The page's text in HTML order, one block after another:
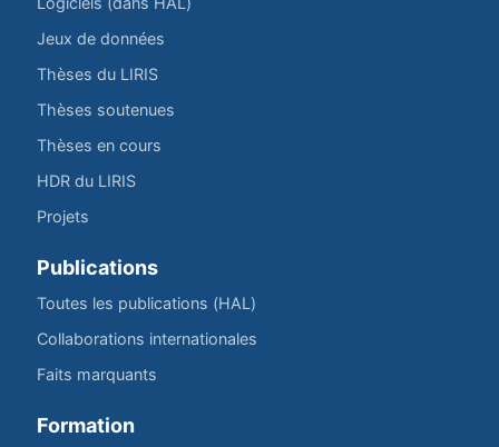
Jeux de données
Thèses du LIRIS
Thèses soutenues
Thèses en cours
HDR du LIRIS
Projets
Publications
Toutes les publications (HAL)
Collaborations internationales
Faits marquants
Formation